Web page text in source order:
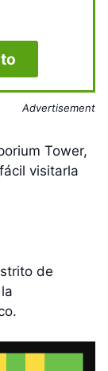
Advertisement
Tower,
visitarla
de